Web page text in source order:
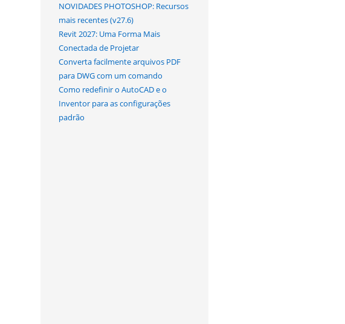
NOVIDADES PHOTOSHOP: Recursos
mais recentes (v27.6)
Revit 2027: Uma Forma Mais
Conectada de Projetar
Converta facilmente arquivos PDF
para DWG com um comando
Como redefinir o AutoCAD e o
Inventor para as configurações
padrão